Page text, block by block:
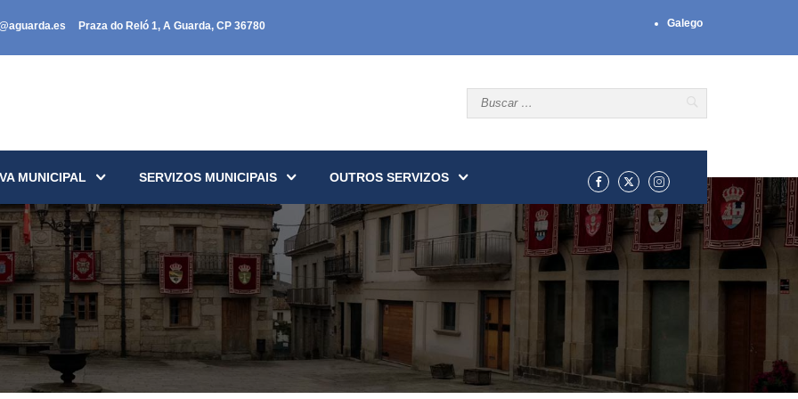
Praza do Reló 1, A Guarda, CP 36780 Galego
MUNICIPAL SERVIZOS MUNICIPAIS OUTROS SERVIZOS